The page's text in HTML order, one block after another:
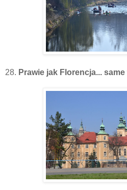
28. Prawie jak Florencja... same